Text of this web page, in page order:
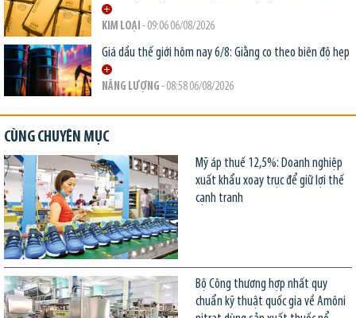
KIM LOẠI - 09:06 06/08/2026
Giá dầu thế giới hôm nay 6/8: Giằng co theo biên độ hẹp
NĂNG LƯỢNG - 08:58 06/08/2026
CÙNG CHUYÊN MỤC
Mỹ áp thuế 12,5%: Doanh nghiệp
xuất khẩu xoay trục để giữ lợi thế
cạnh tranh
Bộ Công thương hợp nhất quy
chuẩn kỹ thuật quốc gia về Amôni